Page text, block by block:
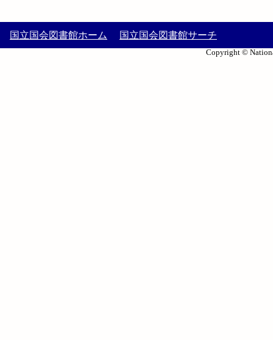
国立国会図書館ホーム 国立国会図書館サーチ
Copyright ©